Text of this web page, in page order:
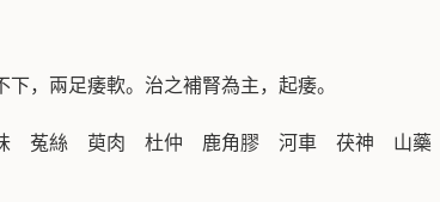
，兩足痿軟。治之補腎為主，起痿。
絲 萸肉 杜仲 鹿角膠 河車 茯神 山藥